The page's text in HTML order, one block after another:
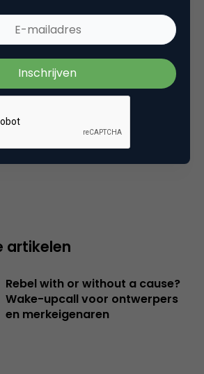
zijn opom een reactie te
artikelen
Rebel with or without a cause?
Wake-upcall voor ontwerpers
en merkeigenaren